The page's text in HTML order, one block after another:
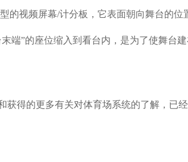
的视频屏幕/计分板，它表面朝向舞台的位
末端”的座位缩入到看台内，是为了使舞台
获得的更多有关对体育场系统的了解，已